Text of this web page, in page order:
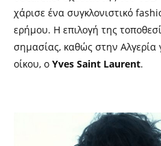
χάρισε ένα συγκλονιστικό
ερήμου. Η επιλογή της
σημασίας, καθώς στην Αλγερία
οίκου, ο Yves Saint Laurent.